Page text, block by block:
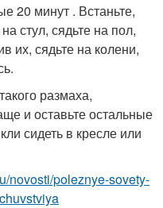
20 минут . Встаньте,
стул, сядьте на пол,
их, сядьте на колени,
размаха,
и оставьте остальные
сидеть в кресле или
novosti/poleznye-sovety-